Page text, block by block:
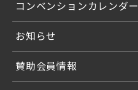
コンベンションカレンダー
お知らせ
賛助会員情報